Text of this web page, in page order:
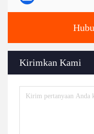
Kirimkan Kami